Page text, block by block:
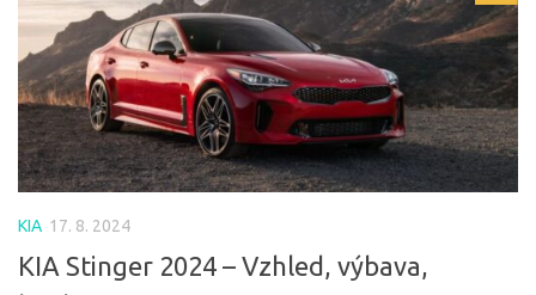
KIA 17. 8. 2024
KIA Stinger 2024 – Vzhled, výbava,